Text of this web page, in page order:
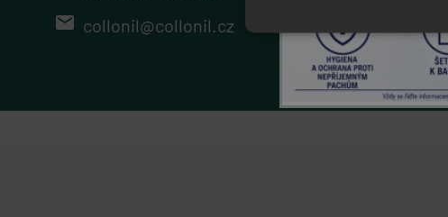
email collonil@collonil.cz
Nezbytně nutné soubory
Nezbytně nutné soubory